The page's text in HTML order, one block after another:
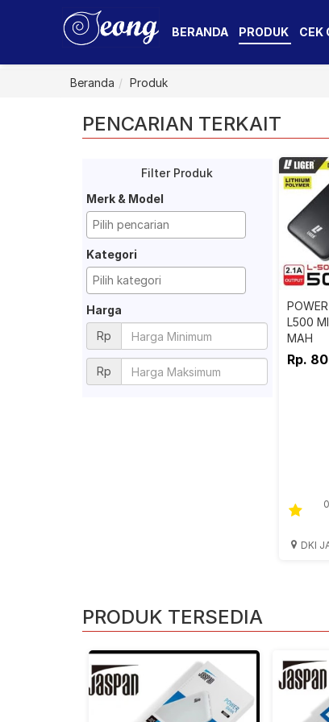
BERANDA PRODUK CEK
Beranda Produk
PENCARIAN TERKAIT
Filter Produk
Merk & Model
Kategori
Harga
Rp
Rp
L500
MAH
Rp.
DKI
PRODUK TERSEDIA